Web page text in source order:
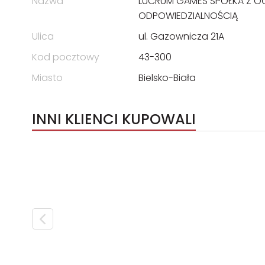
ODPOWIEDZIALNOŚCIĄ
Ulica
ul. Gazownicza 21A
Kod pocztowy
43-300
Miasto
Bielsko-Biała
INNI KLIENCI KUPOWALI